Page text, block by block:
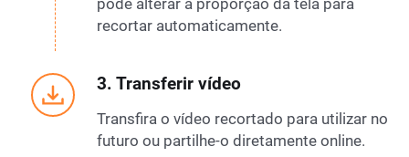
pode alterar a proporção da tela para
recortar automaticamente.
3. Transferir vídeo
Transfira o vídeo recortado para utilizar no
futuro ou partilhe-o diretamente online.